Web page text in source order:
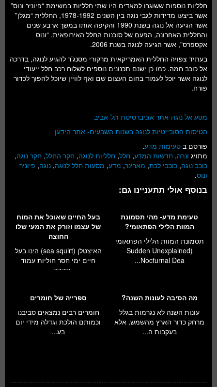
חלליות נוספות ששוגרו למאדים היו שתי חלליות במשימת “פיוניר ונוס”
אשר ביצעו מדידות לגבי נוגה בין השנים 1978-1992, החללית “מגלן”
אשר הגיעה אל נוגה בשנת 1990 והקיפה אותו במשך ארבע שנים
והחללית האחרונה, הפעם של סוכנות החלל האירופאית, “ונוס
אקספרס”, אשר הגיעה לנוגה בשנת 2006.
בעתיד צפויה החללית האמריקאית מרקורי מסנג’ר להגיע לנוגה, בדרכה
אל כוכב חמה. כמו כן ישנם תכנונים נוספים לשלוח רכב חלל ייעודי
לנוגה אשר יוכל לעמוד בחום העצום שם ואף לוויין שיוכל להפוך לכדור
פורח.
מסע אל נוגה-אתר אוניברסיטת תל-אביב
הטיסות הסובייטיות לנוגה בשנות השבעים- אתר הידען
פורסם ב טעימות מדע.
מתויג ונרה, חדשות המדע, חלל, חלליות לנוגה, חקר החלל, חקר נוגה,
כוכב נוגה, כוכבי לכת, מארינר, מדע, מסעות חלל לנוגה, נוגה, פיוניר
ונוס.
בנוסף אולי תתעניינו גם:
טעימת מדע- מהי תסמונת
המוות הלילי הפתאומי?
תסמונת המוות הלילי הפתאומי
(Sudden Unexplained
Nocturnal Dea...
בעל החיים שאוכל את המוח
של עצמו וזורק את המעי שלו
החוצה
האיצטלן (sea squirt) הינו בעל
חיים ימי חסר חוליות עמוד
שדרה,...
מה הסיבה לעונות השנה?
עונות השנה לא נגרמות בגלל
מרחק כדור הארץ מהשמש, אלא
בעקבות ה...
ספרייה של חומרים
חומרים רבים נמצאים סביבנו
וכמותם הולכת וגדלה מידי יום
בע...